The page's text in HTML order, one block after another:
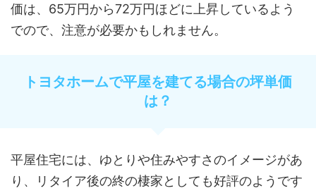
価は、65万円から72万円ほどに上昇しているよう
でので、注意が必要かもしれません。
トヨタホームで平屋を建てる場合の坪単価
は？
平屋住宅には、ゆとりや住みやすさのイメージがあ
り、リタイア後の終の棲家としても好評のようです